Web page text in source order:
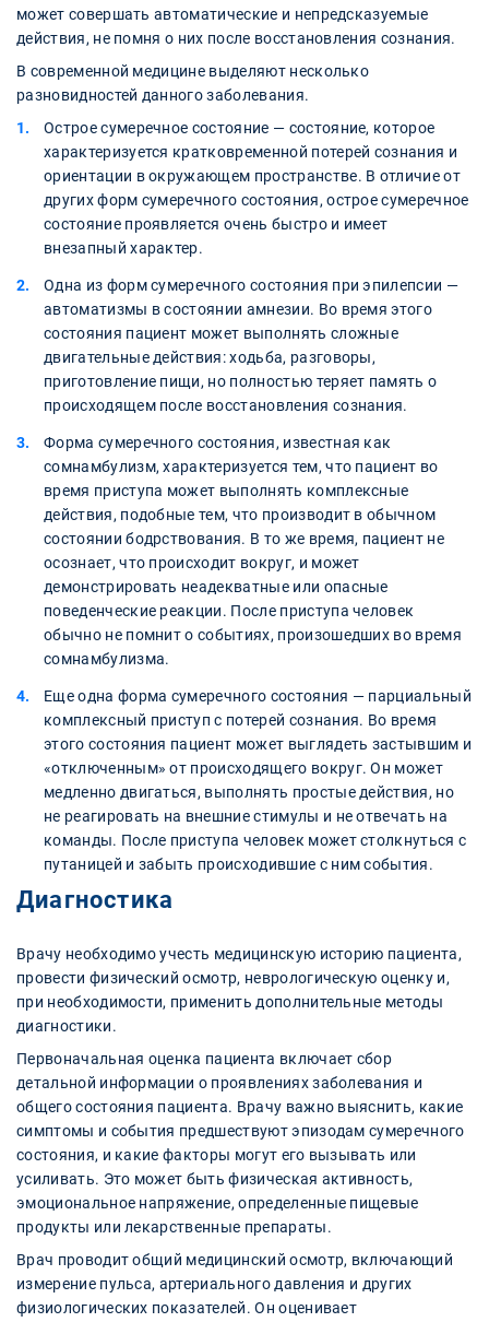
может совершать автоматические и непредсказуемые
действия, не помня о них после восстановления сознания.
В современной медицине выделяют несколько
разновидностей данного заболевания.
Острое сумеречное состояние — состояние, которое
характеризуется кратковременной потерей сознания и
ориентации в окружающем пространстве. В отличие от
других форм сумеречного состояния, острое сумеречное
состояние проявляется очень быстро и имеет
внезапный характер.
Одна из форм сумеречного состояния при эпилепсии —
автоматизмы в состоянии амнезии. Во время этого
состояния пациент может выполнять сложные
двигательные действия: ходьба, разговоры,
приготовление пищи, но полностью теряет память о
происходящем после восстановления сознания.
Форма сумеречного состояния, известная как
сомнамбулизм, характеризуется тем, что пациент во
время приступа может выполнять комплексные
действия, подобные тем, что производит в обычном
состоянии бодрствования. В то же время, пациент не
осознает, что происходит вокруг, и может
демонстрировать неадекватные или опасные
поведенческие реакции. После приступа человек
обычно не помнит о событиях, произошедших во время
сомнамбулизма.
Еще одна форма сумеречного состояния — парциальный
комплексный приступ с потерей сознания. Во время
этого состояния пациент может выглядеть застывшим и
«отключенным» от происходящего вокруг. Он может
медленно двигаться, выполнять простые действия, но
не реагировать на внешние стимулы и не отвечать на
команды. После приступа человек может столкнуться с
путаницей и забыть происходившие с ним события.
Диагностика
Врачу необходимо учесть медицинскую историю пациента,
провести физический осмотр, неврологическую оценку и,
при необходимости, применить дополнительные методы
диагностики.
Первоначальная оценка пациента включает сбор
детальной информации о проявлениях заболевания и
общего состояния пациента. Врачу важно выяснить, какие
симптомы и события предшествуют эпизодам сумеречного
состояния, и какие факторы могут его вызывать или
усиливать. Это может быть физическая активность,
эмоциональное напряжение, определенные пищевые
продукты или лекарственные препараты.
Врач проводит общий медицинский осмотр, включающий
измерение пульса, артериального давления и других
физиологических показателей. Он оценивает